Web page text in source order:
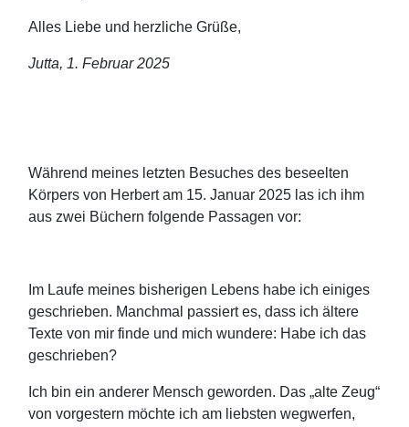
Alles Liebe und herzliche Grüße,
Jutta, 1. Februar 2025
Während meines letzten Besuches des beseelten
Körpers von Herbert am 15. Januar 2025 las ich ihm
aus zwei Büchern folgende Passagen vor:
Im Laufe meines bisherigen Lebens habe ich einiges
geschrieben. Manchmal passiert es, dass ich ältere
Texte von mir finde und mich wundere: Habe ich das
geschrieben?
Ich bin ein anderer Mensch geworden. Das „alte Zeug“
von vorgestern möchte ich am liebsten wegwerfen,